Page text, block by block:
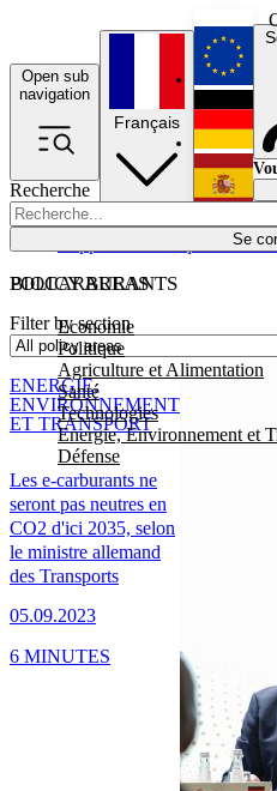
Open sub
navigation
Recherche
Se
POLICY AREAS
Economie
Politique
Agriculture et Alimentation
Santé
Technologies
Energie, Environnement et
Défense
Français
BIOCARBURANTS
Filter by section
Les e-carburants ne
seront pas neutres en
CO2 d'ici 2035, selon
le ministre allemand
des Transports
05.09.2023
ENERGIE,
ENVIRONNEMENT
ET TRANSPORT
6 MINUTES